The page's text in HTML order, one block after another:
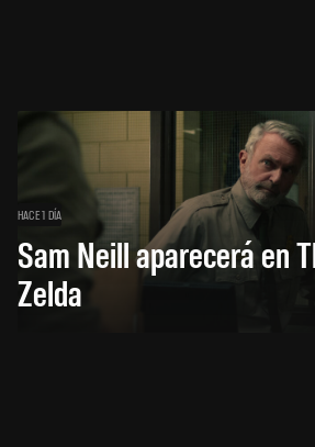
HACE 1 DÍA
Sam Neill aparecerá en
Zelda